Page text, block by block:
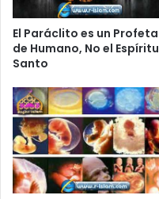
El Paráclito es un Profeta
de Humano, No el Espíritu
Santo